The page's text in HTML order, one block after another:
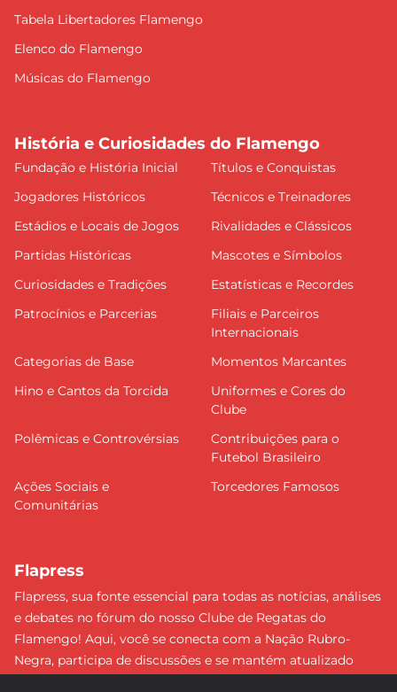
Tabela Libertadores Flamengo
Elenco do Flamengo
Músicas do Flamengo
História e Curiosidades do Flamengo
Fundação e História Inicial
Títulos e Conquistas
Jogadores Históricos
Técnicos e Treinadores
Estádios e Locais de Jogos
Rivalidades e Clássicos
Partidas Históricas
Mascotes e Símbolos
Curiosidades e Tradições
Estatísticas e Recordes
Patrocínios e Parcerias
Filiais e Parceiros
Internacionais
Categorias de Base
Momentos Marcantes
Hino e Cantos da Torcida
Uniformes e Cores do
Clube
Polêmicas e Controvérsias
Contribuições para o
Futebol Brasileiro
Ações Sociais e
Comunitárias
Torcedores Famosos
Flapress
Flapress, sua fonte essencial para todas as notícias, análises
e debates no fórum do nosso Clube de Regatas do
Flamengo! Aqui, você se conecta com a Nação Rubro-
Negra, participa de discussões e se mantém atualizado